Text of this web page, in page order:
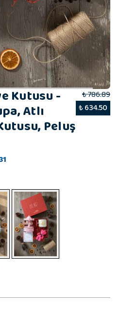
Kutusu -
Atlı
Peluş
₺ 786.89
₺ 634.50